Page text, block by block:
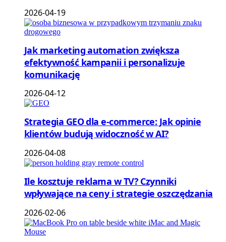
2026-04-19
Jak marketing automation zwiększa
efektywność kampanii i personalizuje
komunikację
2026-04-12
Strategia GEO dla e-commerce: Jak opinie
klientów budują widoczność w AI?
2026-04-08
Ile kosztuje reklama w TV? Czynniki
wpływające na ceny i strategie oszczędzania
2026-02-06